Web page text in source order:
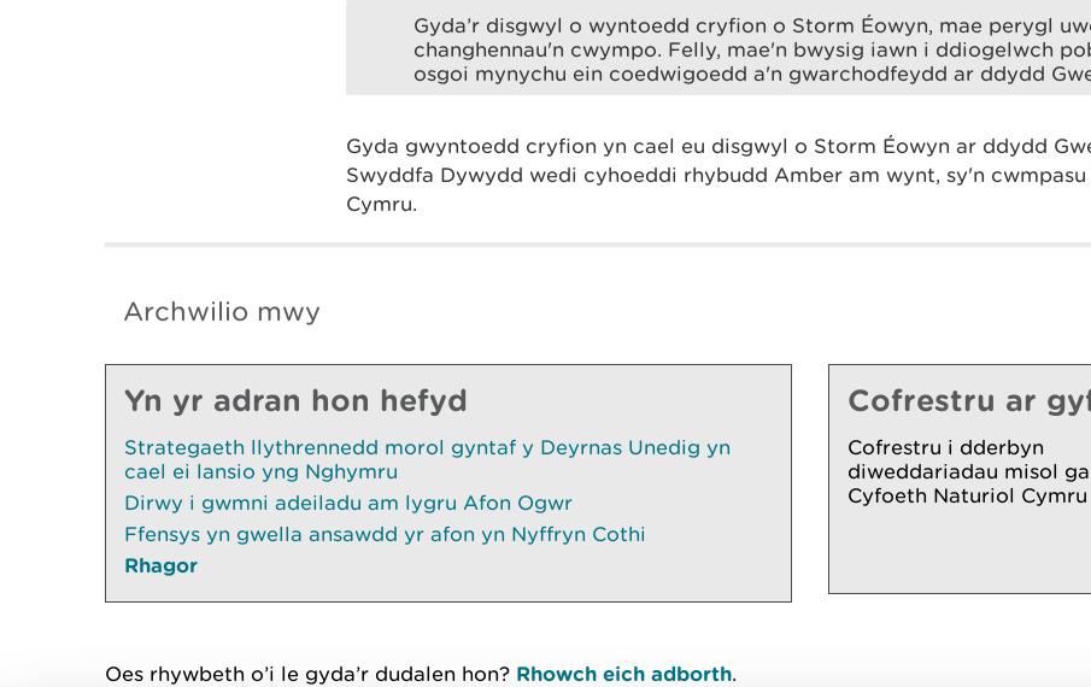
Gyda’r disgwyl o wyntoedd cryfion o Storm Éowyn, mae perygl
changhennau'n cwympo. Felly, mae'n bwysig iawn i ddiogelwch
osgoi mynychu ein coedwigoedd a'n gwarchodfeydd ar ddydd
Gyda gwyntoedd cryfion yn cael eu disgwyl o Storm Éowyn ar ddydd
Swyddfa Dywydd wedi cyhoeddi rhybudd Amber am wynt, sy'n
Cymru.
Archwilio mwy
Yn yr adran hon hefyd
Strategaeth llythrennedd morol gyntaf y Deyrnas Unedig yn
cael ei lansio yng Nghymru
Dirwy i gwmni adeiladu am lygru Afon Ogwr
Ffensys yn gwella ansawdd yr afon yn Nyffryn Cothi
Rhagor
Cofrestru ar
Cofrestru i dderbyn
diweddariadau misol
Cyfoeth Naturiol Cymru
Oes rhywbeth o’i le gyda’r dudalen hon? Rhowch eich adborth.